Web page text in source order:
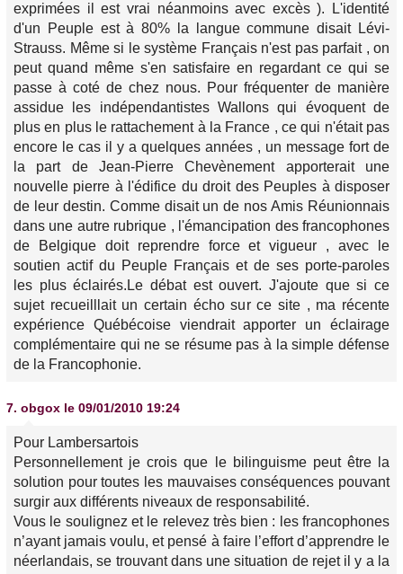
exprimées il est vrai néanmoins avec excès ). L'identité
d'un Peuple est à 80% la langue commune disait Lévi-
Strauss. Même si le système Français n'est pas parfait , on
peut quand même s'en satisfaire en regardant ce qui se
passe à coté de chez nous. Pour fréquenter de manière
assidue les indépendantistes Wallons qui évoquent de
plus en plus le rattachement à la France , ce qui n'était pas
encore le cas il y a quelques années , un message fort de
la part de Jean-Pierre Chevènement apporterait une
nouvelle pierre à l'édifice du droit des Peuples à disposer
de leur destin. Comme disait un de nos Amis Réunionnais
dans une autre rubrique , l'émancipation des francophones
de Belgique doit reprendre force et vigueur , avec le
soutien actif du Peuple Français et de ses porte-paroles
les plus éclairés.Le débat est ouvert. J'ajoute que si ce
sujet recueilllait un certain écho sur ce site , ma récente
expérience Québécoise viendrait apporter un éclairage
complémentaire qui ne se résume pas à la simple défense
de la Francophonie.
7. obgox le 09/01/2010 19:24
Pour Lambersartois
Personnellement je crois que le bilinguisme peut être la
solution pour toutes les mauvaises conséquences pouvant
surgir aux différents niveaux de responsabilité.
Vous le soulignez et le relevez très bien : les francophones
n’ayant jamais voulu, et pensé à faire l’effort d’apprendre le
néerlandais, se trouvant dans une situation de rejet il y a la